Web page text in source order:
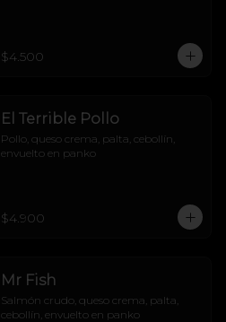
$4.500
El Terrible Pollo
Pollo, queso crema, palta, cebollín,
envuelto en panko
$4.900
Mr Fish
Salmón crudo, queso crema, palta,
cebollín, envuelto en panko